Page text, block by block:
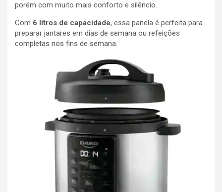
porém com muito mais conforto e silêncio.
Com 6 litros de capacidade, essa panela é perfeita para
preparar jantares em dias de semana ou refeições
completas nos fins de semana.